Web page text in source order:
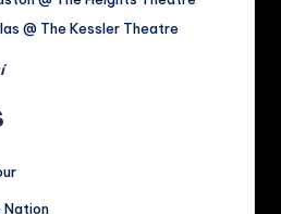
@ The Kessler Theatre
Nation